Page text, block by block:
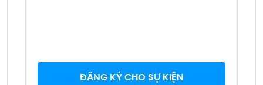
ĐĂNG KÝ CHO SỰ KIỆN